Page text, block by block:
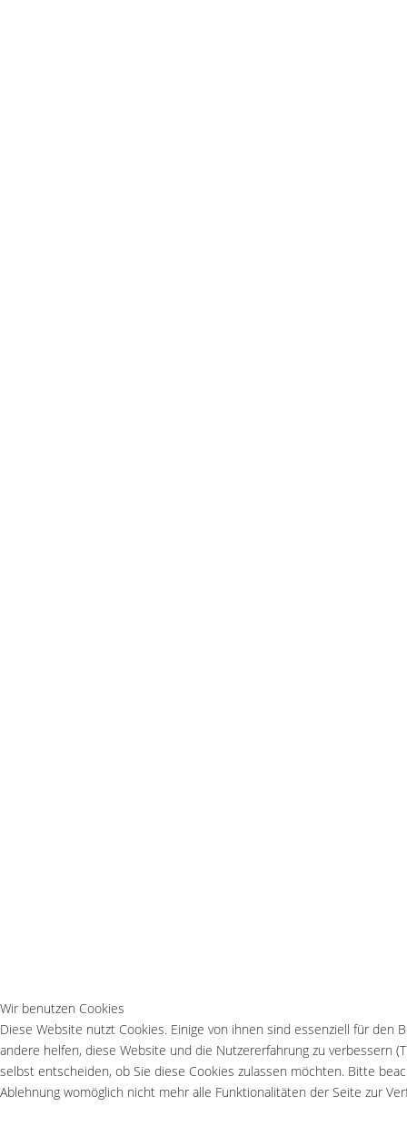
Wir benutzen Cookies
Diese Website nutzt Cookies. Einige von ihnen sind essenziell für den
andere helfen, diese Website und die Nutzererfahrung zu verbessern
selbst entscheiden, ob Sie diese Cookies zulassen möchten. Bitte
Ablehnung womöglich nicht mehr alle Funktionalitäten der Seite zur